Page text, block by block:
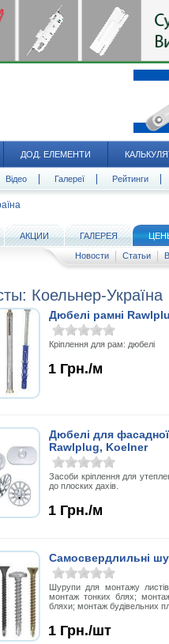
ДОД. ЕЛЕМЕНТИ
Відео Галереї Рейтинги
АКЦИИ ГАЛЕРЕЯ
Новости Статьи
Коельнер-Україна
Дюбелі рамні
Кріплення для рам: дюбелі
1 Грн./м
Дюбелі для фасадної
Rawlplug, Koelner
Засоби кріплення для
до плоских дахів.
1 Грн./м
Самосвердлильні
Шурупи для монтажу
монтаж тонких блях;
бляхи; монтаж будівельних
1 Грн./шт